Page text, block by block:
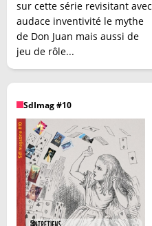
sur cette série revisitant avec
audace inventivité le mythe
de Don Juan mais aussi de
jeu de rôle...
SdImag #10